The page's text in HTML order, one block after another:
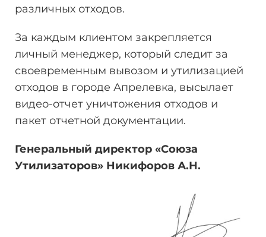
различных отходов.
За каждым клиентом закрепляется
личный менеджер, который следит за
своевременным вывозом и утилизацией
отходов в городе Апрелевка, высылает
видео-отчет уничтожения отходов и
пакет отчетной документации.
Генеральный директор «Союза
Утилизаторов» Никифоров А.Н.